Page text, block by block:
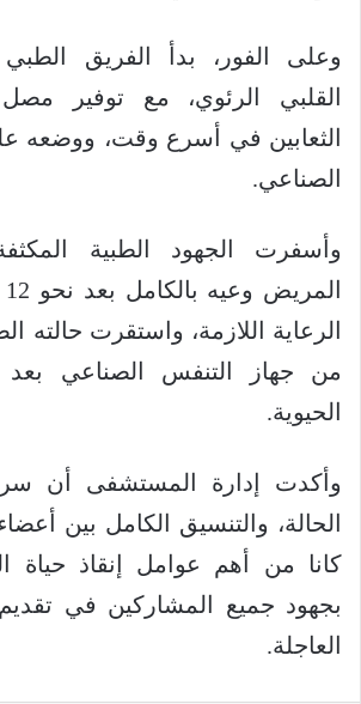
وعلى الفور، بدأ الفريق الطبي
القلبي الرئوي، مع توفير
الثعابين في أسرع وقت، ووضعه
الصناعي.
وأسفرت الجهود الطبية
الرعاية اللازمة، واستقرت حالته
من جهاز التنفس الصناعي
الحيوية.
وأكدت إدارة المستشفى أن
الحالة، والتنسيق الكامل بين
كانا من أهم عوامل إنقاذ حياة
بجهود جميع المشاركين في تقديم
العاجلة.